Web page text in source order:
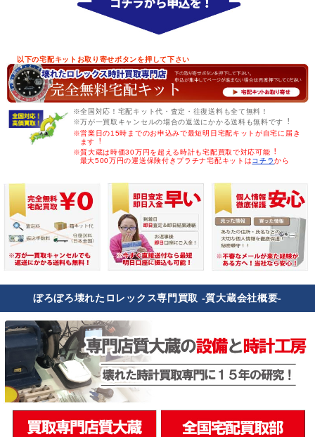
以下の宅配キットお取り寄せボタンを押して下さい
※全国対応！宅配キット代・査定・往復送料も全て無料！
※万が一買取キャンセルの場合の返送にかかる送料も無料です︕
※営業日の15時までのお申込みで最短明日宅配キットが自宅に届き
ます︕
※質大蔵は時価30万円を超える時計も宅配買取で対応可能︕
最大500万円の運送保険付きプラチナ宅配キットはコチラから
ぼろぼろ壊れたロレックス専門買取 -質大蔵会社概要-